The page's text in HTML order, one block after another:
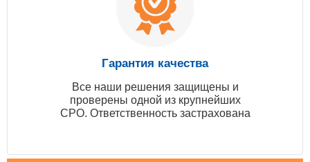
Гарантия качества
Все наши решения защищены и
проверены одной из крупнейших
СРО. Ответственность застрахована